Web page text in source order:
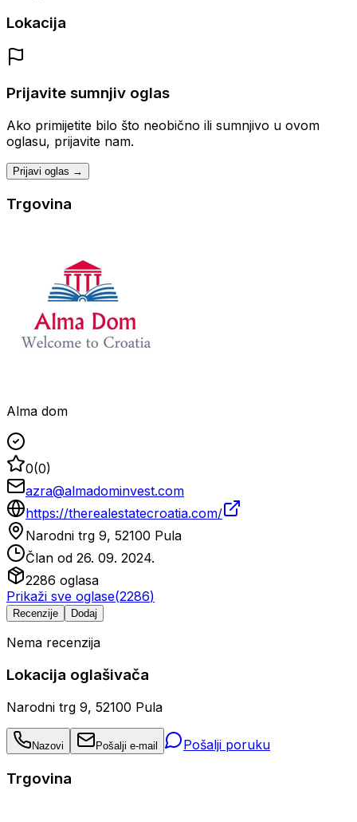
Lokacija
Prijavite sumnjiv oglas
Ako primijetite bilo što neobično ili sumnjivo u ovom
oglasu, prijavite nam.
Prijavi oglas →
Trgovina
Alma dom
0(0)
azra@almadominvest.com
https://therealestatecroatia.com/
Narodni trg 9, 52100 Pula
Član od 26. 09. 2024.
2286 oglasa
Prikaži sve oglase(2286)
Recenzije Dodaj
Nema recenzija
Lokacija oglašivača
Narodni trg 9, 52100 Pula
Nazovi Pošalji e-mail Pošalji poruku
Trgovina